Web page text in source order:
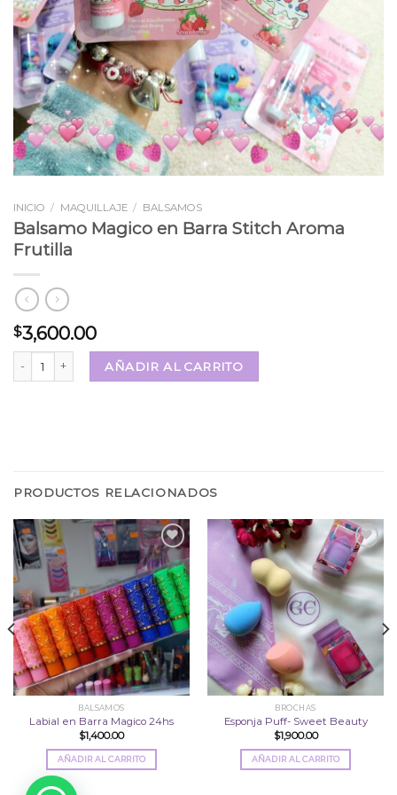
INICIO / MAQUILLAJE / BALSAMOS
Balsamo Magico en Barra Stitch Aroma
Frutilla
$3,600.00
Balsamo Magico en Barra Stitch Aroma Frutilla cantidad
AÑADIR AL CARRITO
PRODUCTOS RELACIONADOS
Añadir
a la
lista
de
deseos
BALSAMOS
Labial en Barra Magico 24hs
$1,400.00
AÑADIR AL CARRITO
Añadir
a la
lista
de
deseos
BROCHAS
Esponja Puff- Sweet Beauty
$1,900.00
AÑADIR AL CARRITO